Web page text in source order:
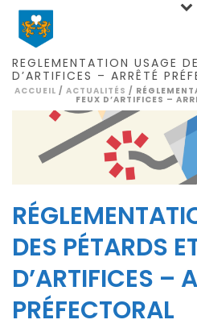
RÉGLEMENTATION USAGE
D’ARTIFICES – ARRÊTÉ
ACCUEIL / ACTUALITÉS /
FEUX D’ARTIFICES –
DES PÉTARDS
D’ARTIFICES –
PRÉFECTORAL